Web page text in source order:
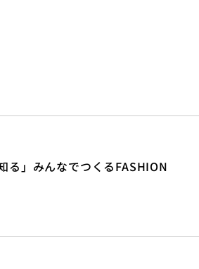
る」みんなでつくるFASHION